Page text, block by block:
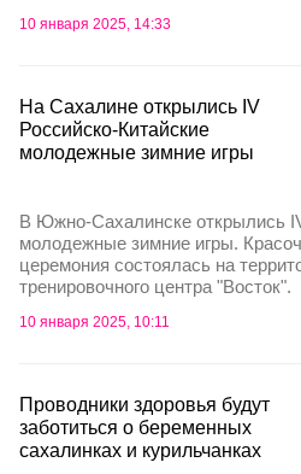
10 января 2025, 14:33
На Сахалине открылись IV
Российско-Китайские
молодежные зимние игры
В Южно-Сахалинске открылись
молодежные зимние игры.
церемония состоялась на
тренировочного центра "Восток".
10 января 2025, 10:11
Проводники здоровья будут
заботиться о беременных
сахалинках и курильчанках